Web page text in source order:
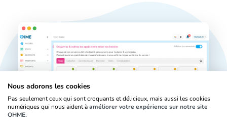
Nous adorons les cookies
Pas seulement ceux qui sont croquants et délicieux, mais aussi les cookies
numériques qui nous aident àaméliorer votre expérience sur notre site
OHME.